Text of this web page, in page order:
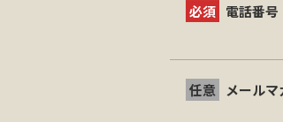
必須 電話番号
任意 メール